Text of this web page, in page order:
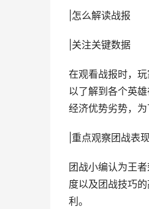
|怎么解读战报
|关注关键数据
在观看战报时，
以了解到各个英
经济优势劣势，为
|重点观察团战表
团战小编认为王
度以及团战技巧
利。